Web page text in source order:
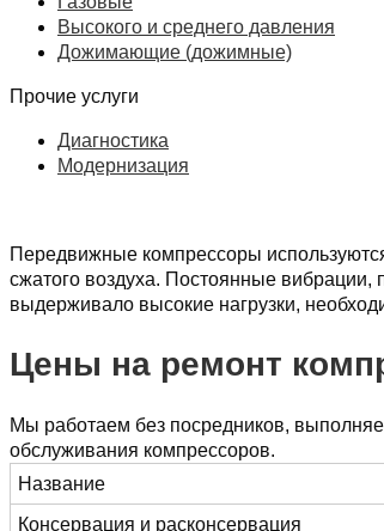
Высокого и среднего давления
Дожимающие (дожимные)
Прочие услуги
Диагностика
Модернизация
Передвижные компрессоры
сжатого воздуха. Постоянные
выдерживало высокие нагрузки,
Цены на ремонт
Мы работаем без посредников,
обслуживания компрессоров.
Название
Консервация и расконсервация